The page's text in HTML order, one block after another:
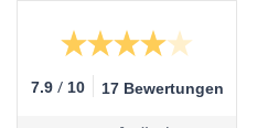
7.9 / 10 17 Bewertungen